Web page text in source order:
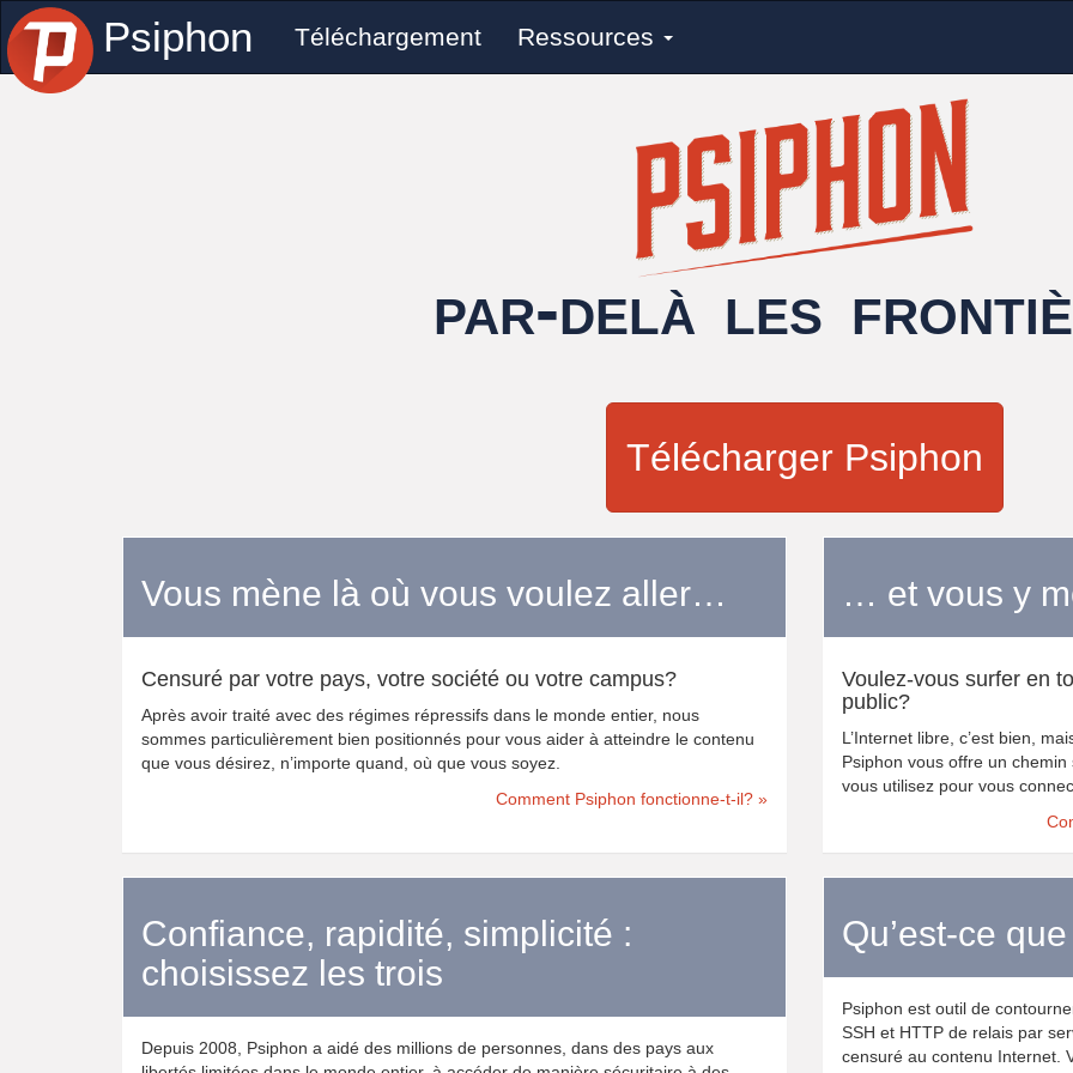
Psiphon Téléchargement Ressources
par-delà les
Télécharger Psiphon
Vous mène là où vous voulez aller…
Censuré par votre pays, votre société ou votre campus?
Après avoir traité avec des régimes répressifs dans le monde entier, nous
sommes particulièrement bien positionnés pour vous aider à atteindre le contenu
que vous désirez, n’importe quand, où que vous soyez.
Comment Psiphon fonctionne-t-il? »
… et vous y
Voulez-vous surfer en
public?
L’Internet libre, c’est bien,
Psiphon vous offre un
vous utilisez pour vous
Confiance, rapidité, simplicité :
choisissez les trois
Depuis 2008, Psiphon a aidé des millions de personnes, dans des pays aux
Qu’est-ce
Psiphon est outil de
SSH et HTTP de relais par
censuré au contenu Internet.